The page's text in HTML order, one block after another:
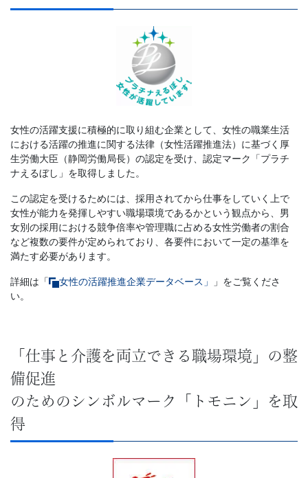
女性の活躍支援に積極的に取り組む企業として、女性の職業生活
における活躍の推進に関する法律（女性活躍推進法）に基づく厚
生労働大臣（静岡労働局長）の認定を受け、認定マーク「プラチ
ナえるぼし」を取得しました。
この認定を受けるためには、採用されてから仕事をしていく上で
女性が能力を発揮しやすい職場環境であるかという観点から、男
女別の採用における競争倍率や管理職に占める女性労働者の割合
など複数の要件が定められており、各要件において一定の基準を
満たす必要があります。
詳細は「 女性の活躍推進企業データベース」
」をご覧くださ
い。
「仕事と介護を両立できる職場環境」の整
備促進
のためのシンボルマーク「トモニン」を取
得